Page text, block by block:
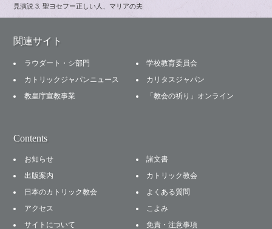
見演説 3. 聖ヨセフー正しい人、マリアの夫
関連サイト
ラウダート・シ部門
学校教育委員会
カトリックジャパンニュース
カリタスジャパン
教皇庁宣教事業
「教会の祈り」オンライン
Contents
お知らせ
諸文書
出版案内
カトリック教会
日本のカトリック教会
よくある質問
アクセス
こよみ
サイトについて
免責・注意事項